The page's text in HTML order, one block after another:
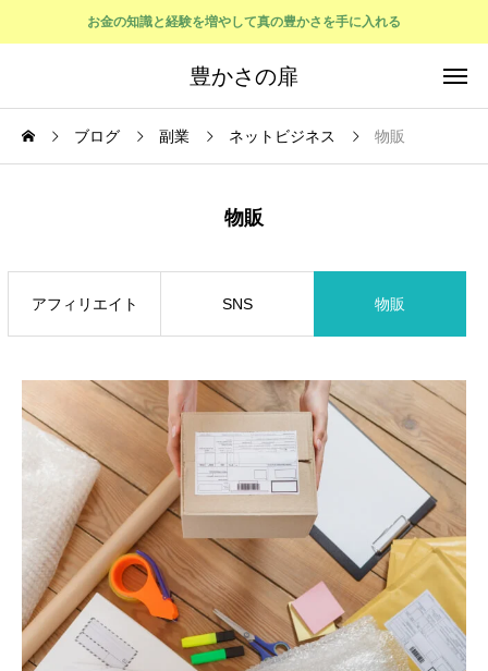
お金の知識と経験を増やして真の豊かさを手に入れる
豊かさの扉
ブログ 副業 ネットビジネス 物販
物販
アフィリエイト SNS 物販